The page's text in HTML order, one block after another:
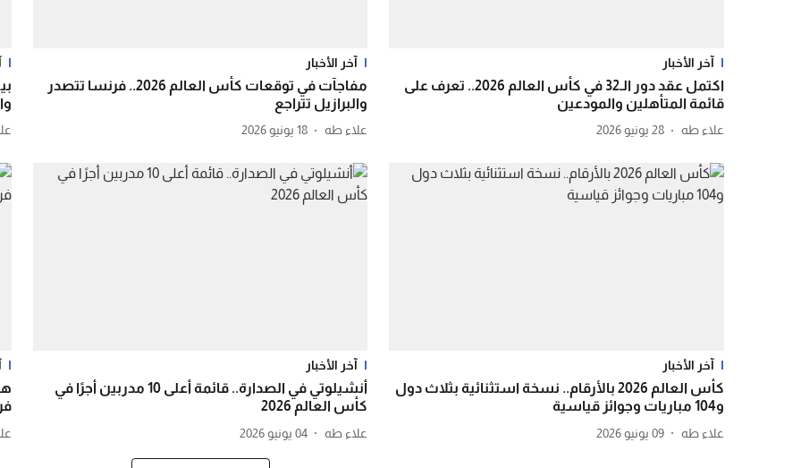
آخر الأخبار
اكتمل عقد دور الـ32 في كأس العالم 2026.. تعرف على
قائمة المتأهلين والمودعين
علاء طه 28 يونيو 2026
آخر الأخبار
مفاجآت في توقعات كأس العالم 2026.. فرنسا تتصدر
والبرازيل تتراجع
علاء طه 18 يونيو 2026
آخر الأخبار
كأس العالم 2026 بالأرقام.. نسخة استثنائية بثلاث دول
و104 مباريات وجوائز قياسية
علاء طه 09 يونيو 2026
آخر الأخبار
أنشيلوتي في الصدارة.. قائمة أعلى 10 مدربين أجرًا في
كأس العالم 2026
علاء طه 04 يونيو 2026